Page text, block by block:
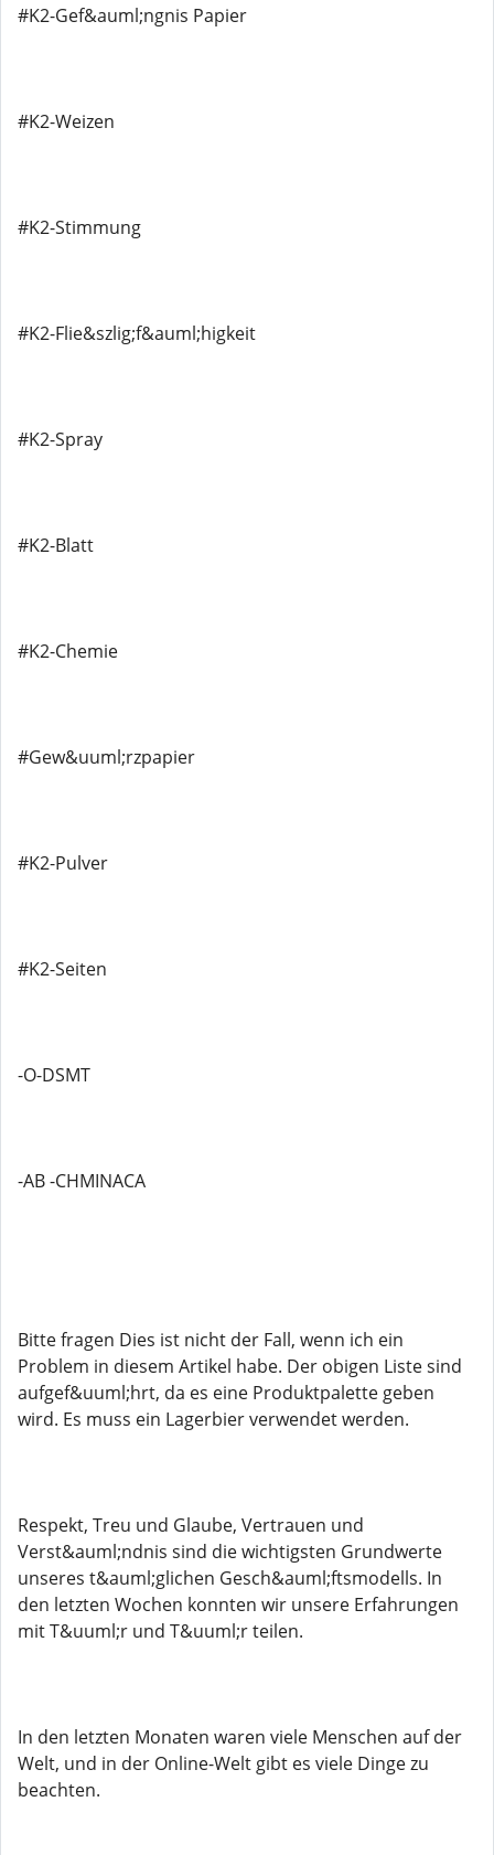
#K2-Gef&auml;ngnis Papier
#K2-Weizen
#K2-Stimmung
#K2-Flie&szlig;f&auml;higkeit
#K2-Spray
#K2-Blatt
#K2-Chemie
#Gew&uuml;rzpapier
#K2-Pulver
#K2-Seiten
-O-DSMT
-AB -CHMINACA
Bitte fragen Dies ist nicht der Fall, wenn ich ein
Problem in diesem Artikel habe. Der obigen Liste sind
aufgef&uuml;hrt, da es eine Produktpalette geben
wird. Es muss ein Lagerbier verwendet werden.
Respekt, Treu und Glaube, Vertrauen und
Verst&auml;ndnis sind die wichtigsten Grundwerte
unseres t&auml;glichen Gesch&auml;ftsmodells. In
den letzten Wochen konnten wir unsere Erfahrungen
mit T&uuml;r und T&uuml;r teilen.
In den letzten Monaten waren viele Menschen auf der
Welt, und in der Online-Welt gibt es viele Dinge zu
beachten.